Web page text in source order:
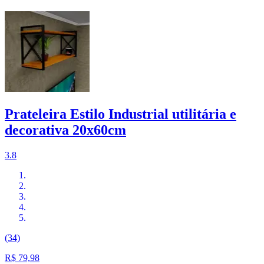
Prateleira Estilo Industrial utilitária e
decorativa 20x60cm
3.8
(34)
R$ 79,98